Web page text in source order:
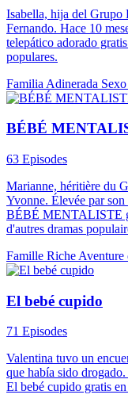
Isabella, hija del Grupo
Fernando. Hace 10
telepático adorado
populares.
Familia Adinerada
BÉBÉ
63 Episodes
Marianne, héritière du
Yvonne. Élevée par
BÉBÉ MENTALISTE
d'autres dramas
Famille Riche Aventure
El bebé cupido
71 Episodes
Valentina tuvo un
que había sido
El bebé cupido gratis